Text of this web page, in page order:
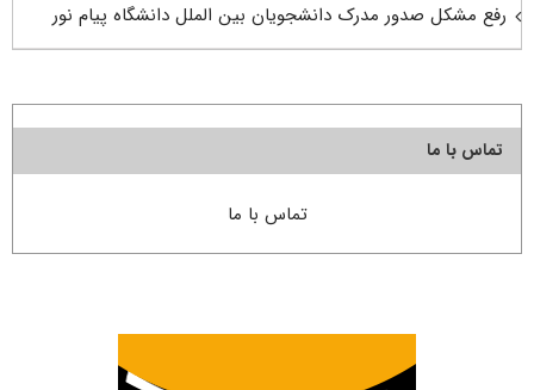
رفع مشکل صدور مدرک دانشجویان بین الملل دانشگاه پیام نور
تماس با ما
تماس با ما